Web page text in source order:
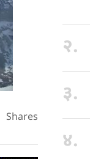
Shares
२.
३.
४.